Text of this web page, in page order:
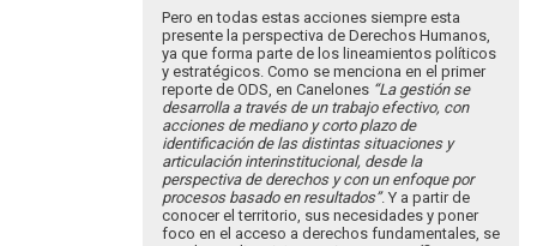
Pero en todas estas acciones siempre esta
presente la perspectiva de Derechos Humanos,
ya que forma parte de los lineamientos políticos
y estratégicos. Como se menciona en el primer
reporte de ODS, en Canelones “La gestión se
desarrolla a través de un trabajo efectivo, con
acciones de mediano y corto plazo de
identificación de las distintas situaciones y
articulación interinstitucional, desde la
perspectiva de derechos y con un enfoque por
procesos basado en resultados”. Y a partir de
conocer el territorio, sus necesidades y poner
foco en el acceso a derechos fundamentales, se